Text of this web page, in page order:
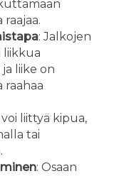
: Jalkojen
liikkua
liike on
raahaa
liittyä kipua,
tai
: Osaan